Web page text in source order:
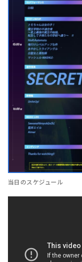
当日のスケジュール